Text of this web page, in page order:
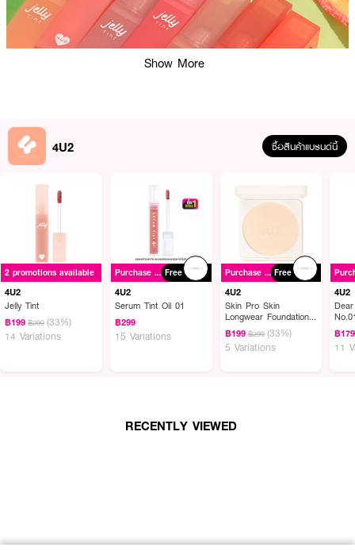
ผลลัพธ์ที่ได้ :
ลิปทินท์เนื้อเจลลี่4U2 Jelly Tintเนียนนุ่มละมุนบนริมฝีปาก ให้สีสวยสดชัดแนบ
เนียนสนิท ด้วยเทคโนโลยี Air Soft Flex Film ที่ช่วยสร้างชั้นฟิล์มสัมผัสนุ่มละมุน
เคลือบริมฝีปากแบบแนบสนิท ให้สีลิปทินท์ติดทนนาน พร้อมมอบความชุ่มชื่น
เปล่งปลั่งให้กับริมฝีปากได้อย่างมีประสิทธิภาพด้วย MOIST-HA TECH MOIST-
HA TECH ผสานพลัง Hyaluronic acid 8 ชนิด ที่มีความหลากหลายขนาด
โมเลกุล ที่ผ่านเทคโนโลยีพิเศษ
Show More
4U2 ซื้อสินค้าแบรนด์นี้
2 promotions available
4U2
Jelly Tint
฿199 ฿299 (33%)
14 Variations
Purchase ฿500+ Free
4U2
Serum Tint Oil 01
฿299
15 Variations
Purchase ฿500+ Free
4U2
Skin Pro Skin
Longwear Foundation
Powder SPF50+
PA++++
฿199 ฿299 (33%)
5 Variations
4U2
฿179
11
RECENTLY VIEWED